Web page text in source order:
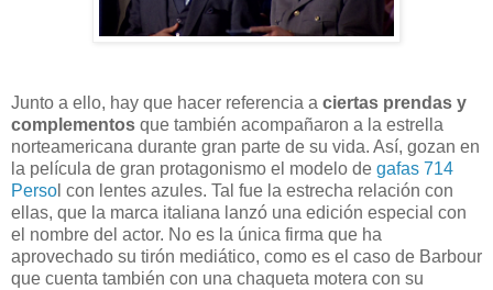
Junto a ello, hay que hacer referencia a ciertas prendas y
complementos que también acompañaron a la estrella
norteamericana durante gran parte de su vida. Así, gozan en
la película de gran protagonismo el modelo de gafas 714
Perso l con lentes azules. Tal fue la estrecha relación con
ellas, que la marca italiana lanzó una edición especial con
el nombre del actor. No es la única firma que ha
aprovechado su tirón mediático, como es el caso de Barbour
que cuenta también con una chaqueta motera con su